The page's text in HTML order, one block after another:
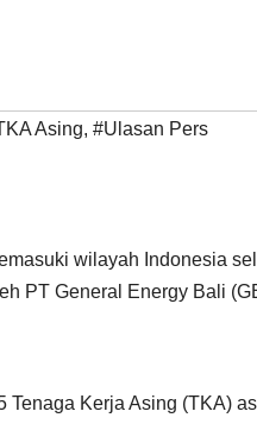
Asing, #Ulasan Pers
wilayah Indonesia
PT General Energy Bali
Kerja Asing (TKA)